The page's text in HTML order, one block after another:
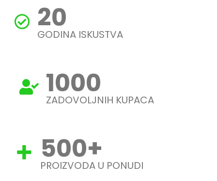
20
GODINA ISKUSTVA
1000
ZADOVOLJNIH KUPACA
500+
PROIZVODA U PONUDI